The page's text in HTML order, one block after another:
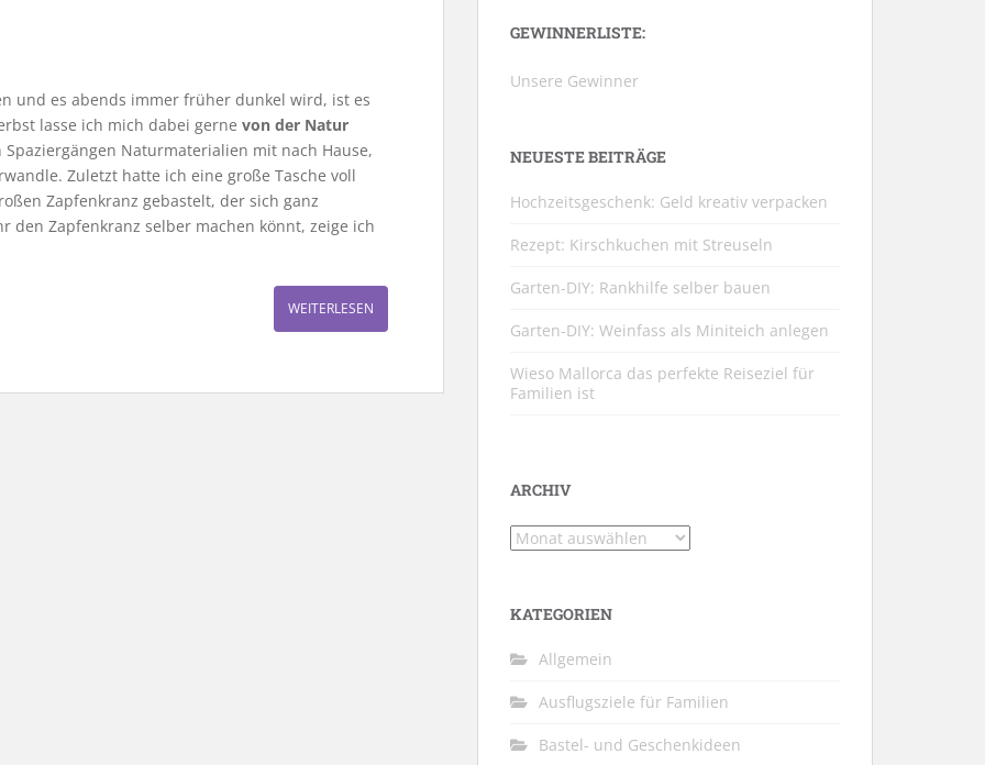
und es abends immer früher dunkel wird, ist es
lasse ich mich dabei gerne von der Natur
Naturmaterialien mit nach Hause,
Zuletzt hatte ich eine große Tasche voll
Zapfenkranz gebastelt, der sich ganz
den Zapfenkranz selber machen könnt, zeige ich
WEITERLESEN
GEWINNERLISTE:
Unsere Gewinner
NEUESTE BEITRÄGE
Hochzeitsgeschenk: Geld kreativ verpacken
Rezept: Kirschkuchen mit Streuseln
Garten-DIY: Rankhilfe selber bauen
Garten-DIY: Weinfass als Miniteich anlegen
Wieso Mallorca das perfekte Reiseziel für
Familien ist
ARCHIV
Archiv
KATEGORIEN
Allgemein
Ausflugsziele für Familien
Bastel- und Geschenkideen